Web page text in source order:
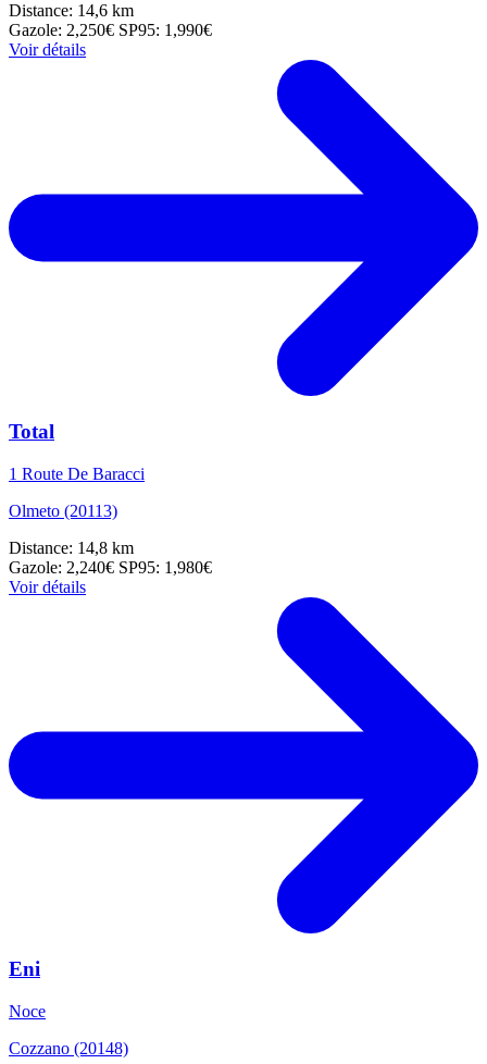
Distance: 14,6 km
Gazole: 2,250€ SP95: 1,990€
Voir détails
Total
1 Route De Baracci
Olmeto (20113)
Distance: 14,8 km
Gazole: 2,240€ SP95: 1,980€
Voir détails
Eni
Noce
Cozzano (20148)